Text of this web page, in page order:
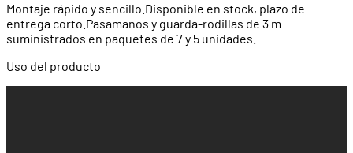
Montaje rápido y sencillo.Disponible en stock, plazo de
entrega corto.Pasamanos y guarda-rodillas de 3 m
suministrados en paquetes de 7 y 5 unidades.
Uso del producto